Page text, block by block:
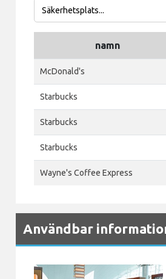
namn
McDonald's
Starbucks
Starbucks
Starbucks
Wayne's Coffee Express
Användbar